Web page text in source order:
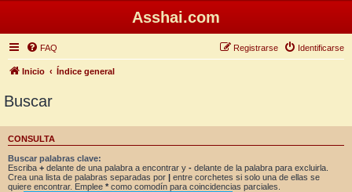
Asshai.com
FAQ Identificarse
Registrarse
Inicio Índice general
Buscar
CONSULTA
Buscar palabras clave:
Escriba + delante de una palabra a encontrar y - delante de la palabra para excluirla.
Crea una lista de palabras separadas por | entre corchetes si solo una de ellas se
quiere encontrar. Emplee * como comodín para coincidencias parciales.